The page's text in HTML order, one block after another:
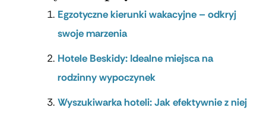
Egzotyczne kierunki wakacyjne – odkryj
swoje marzenia
Hotele Beskidy: Idealne miejsca na
rodzinny wypoczynek
Wyszukiwarka hoteli: Jak efektywnie z niej